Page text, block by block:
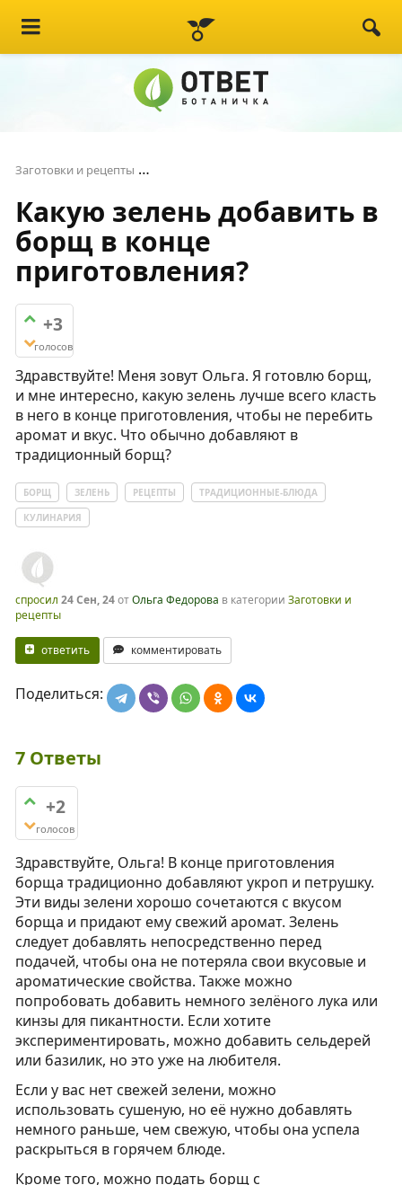
Заготовки и рецепты
Какую зелень добавить в
борщ в конце
приготовления?
+3
голосов
Здравствуйте! Меня зовут Ольга. Я готовлю борщ,
и мне интересно, какую зелень лучше всего класть
в него в конце приготовления, чтобы не перебить
аромат и вкус. Что обычно добавляют в
традиционный борщ?
БОРЩ ЗЕЛЕНЬ РЕЦЕПТЫ
ТРАДИЦИОННЫЕ-БЛЮДА
КУЛИНАРИЯ
спросил 24 Сен, 24отОльга Федорова в категории Заготовки и
рецепты
ответить комментировать
Поделиться:
7 Ответы
+2
голосов
Здравствуйте, Ольга! В конце приготовления
борща традиционно добавляют укроп и петрушку.
Эти виды зелени хорошо сочетаются с вкусом
борща и придают ему свежий аромат. Зелень
следует добавлять непосредственно перед
подачей, чтобы она не потеряла свои вкусовые и
ароматические свойства. Также можно
попробовать добавить немного зелёного лука или
кинзы для пикантности. Если хотите
экспериментировать, можно добавить сельдерей
или базилик, но это уже на любителя.
Если у вас нет свежей зелени, можно
использовать сушеную, но её нужно добавлять
немного раньше, чем свежую, чтобы она успела
раскрыться в горячем блюде.
Кроме того, можно подать борщ с